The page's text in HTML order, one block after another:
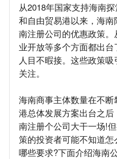
从2018年国家支持海南
和自由贸易港以来，海
南注册公司的优惠政策
业开放等多个方面都出
人目不暇接。这些政策
关注。
海南商事主体数量在不
港总体发展方案出台之
南注册个公司大干一场!
策的投资者可能不知道
哪些要求?下面介绍海南